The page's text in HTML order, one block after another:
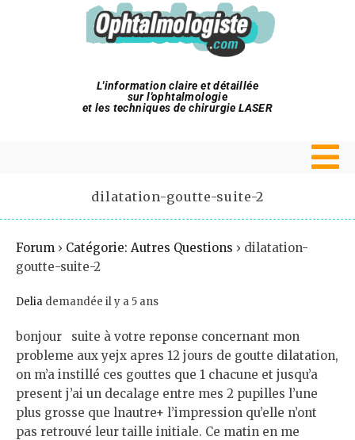
L'information claire et détaillée
sur l'ophtalmologie
et les techniques de chirurgie LASER
dilatation-goutte-suite-2
Forum › Catégorie: Autres Questions › dilatation-
goutte-suite-2
Delia demandée il y a 5 ans
bonjour suite à votre reponse concernant mon
probleme aux yejx apres 12 jours de goutte dilatation,
on m’a instillé ces gouttes que 1 chacune et jusqu’a
present j’ai un decalage entre mes 2 pupilles l’une
plus grosse que lnautre+ l’impression qu’elle n’ont
pas retrouvé leur taille initiale. Ce matin en me